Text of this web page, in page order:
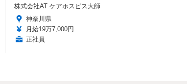
株式会社AT ケアホスピス大師
神奈川県
月給19万7,000円
正社員